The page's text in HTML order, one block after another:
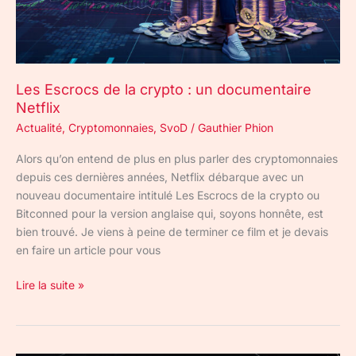
Les Escrocs de la crypto : un documentaire
Netflix
Actualité, Cryptomonnaies, SvoD / Gauthier Phion
Alors qu’on entend de plus en plus parler des cryptomonnaies
depuis ces dernières années, Netflix débarque avec un
nouveau documentaire intitulé Les Escrocs de la crypto ou
Bitconned pour la version anglaise qui, soyons honnête, est
bien trouvé. Je viens à peine de terminer ce film et je devais
en faire un article pour vous
documentaire
Netflix
Lire la suite »